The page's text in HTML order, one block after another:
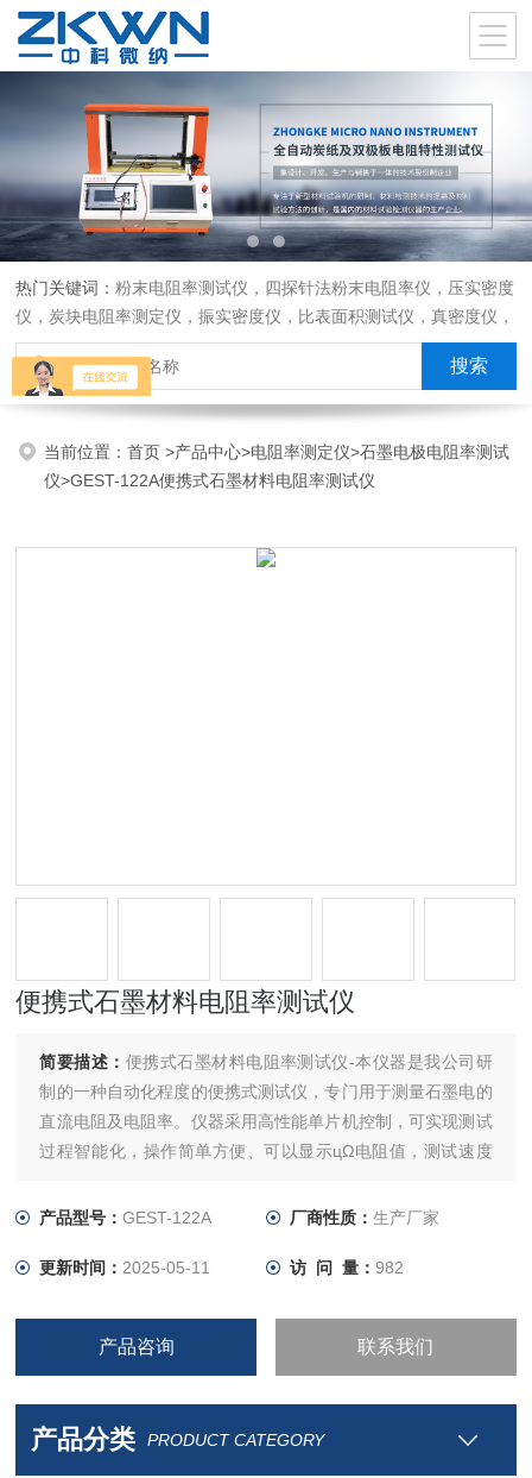
热门关键词：粉末电阻率测试仪，四探针法粉末电阻率仪，压实密度
仪，炭块电阻率测定仪，振实密度仪，比表面积测试仪，真密度仪，
炭块热膨胀仪，炭块透气率仪，炭块二氧化碳反应测定仪
当前位置：首页>产品中心>电阻率测定仪>石墨电极电阻率测试
仪>GEST-122A便携式石墨材料电阻率测试仪
便携式石墨材料电阻率测试仪
简要描述： 便携式石墨材料电阻率测试仪-本仪器是我公司研
制的一种自动化程度的便携式测试仪，专门用于测量石墨电的
直流电阻及电阻率。仪器采用高性能单片机控制，可实现测试
过程智能化，操作简单方便、可以显示цΩ电阻值，测试速度
器，大大方便了试验项目的开展，提高了工作效率。
产品型号：GEST-122A 厂商性质： 生产厂家
更新时间： 2025-05-11 访 问 量： 982
产品咨询 联系我们
产品分类 PRODUCT CATEGORY